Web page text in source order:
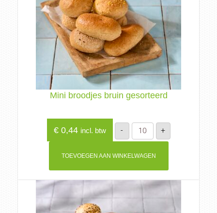
Mini broodjes bruin gesorteerd
€0,44 incl. btw -
Mini
broodjes
bruin
aantal
+
TOEVOEGEN AAN WINKELWAGEN